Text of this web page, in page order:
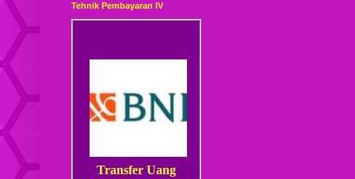
Tehnik Pembayaran IV
Transfer Uang